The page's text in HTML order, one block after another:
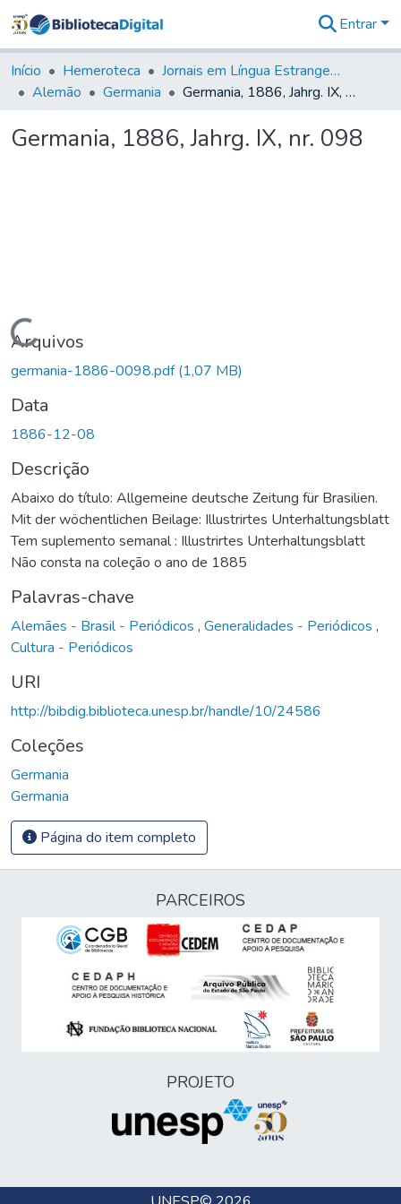
&
Coleções
Tudo na
Digital
Entrar
Início Hemeroteca
Jornais em Língua Estrangeira
Alemão
Germania Germania, 1886, Jahrg. IX, nr. 098
Germania, 1886, Jahrg. IX, nr. 098
Carregando...
Arquivos
germania-1886-0098.pdf(1,07 MB)
Data
1886-12-08
Descrição
Abaixo do título: Allgemeine deutsche Zeitung für Brasilien.
Mit der wöchentlichen Beilage: Illustrirtes Unterhaltungsblatt
Tem suplemento semanal : Illustrirtes Unterhaltungsblatt
Não consta na coleção o ano de 1885
Palavras-chave
Alemães - Brasil - Periódicos , Generalidades - Periódicos ,
Cultura - Periódicos
URI
http://bibdig.biblioteca.unesp.br/handle/10/24586
Coleções
Germania
Germania
Página do item completo
PARCEIROS
PROJETO